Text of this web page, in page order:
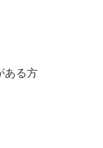
ある方